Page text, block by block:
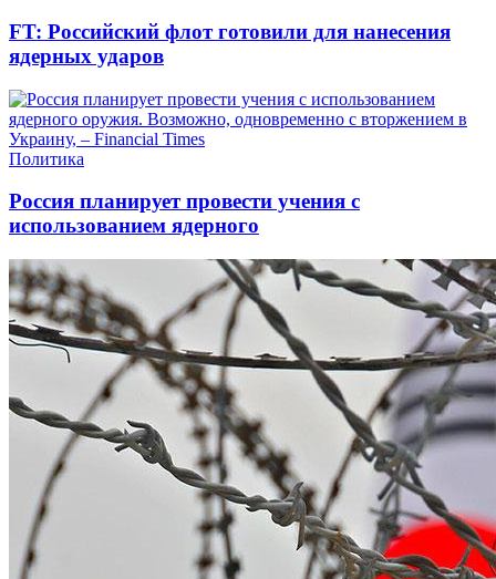
FT: Российский флот готовили для нанесения
ядерных ударов
Политика
Россия планирует провести учения с
использованием ядерного